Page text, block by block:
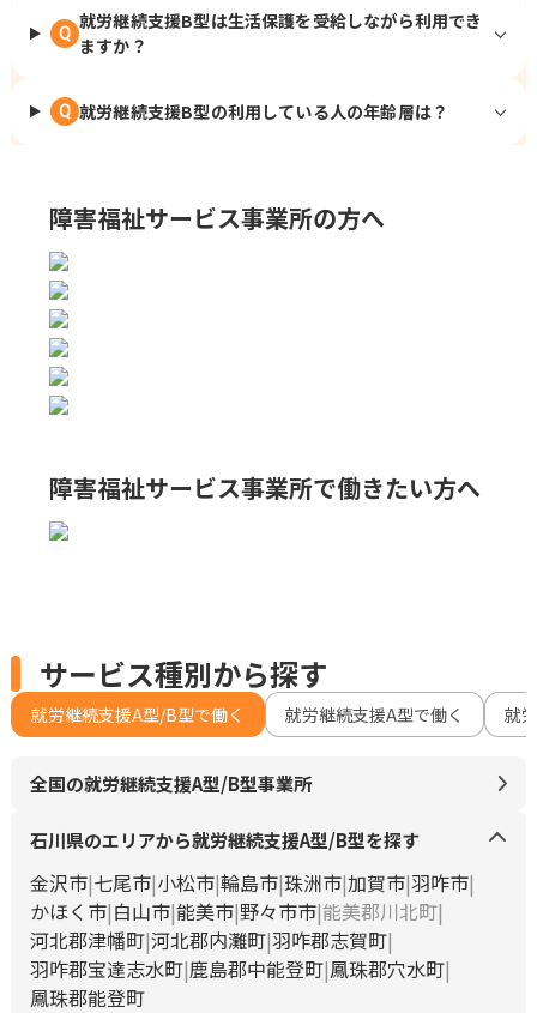
Q
就労継続支援B型は生活保護を受給しながら利用でき
ますか？
Q 就労継続支援B型の利用している人の年齢層は？
障害福祉サービス事業所の方へ
障害福祉サービス事業所で働きたい方へ
サービス種別から探す
就労継続支援A型/B型で働く 就労継続支援A型で働く 就
全国の就労継続支援A型/B型事業所
石川県のエリアから就労継続支援A型/B型を探す
金沢市 七尾市 小松市 輪島市 珠洲市 加賀市 羽咋市
かほく市 白山市 能美市 野々市市 能美郡川北町
河北郡津幡町 河北郡内灘町 羽咋郡志賀町
羽咋郡宝達志水町 鹿島郡中能登町 鳳珠郡穴水町
鳳珠郡能登町